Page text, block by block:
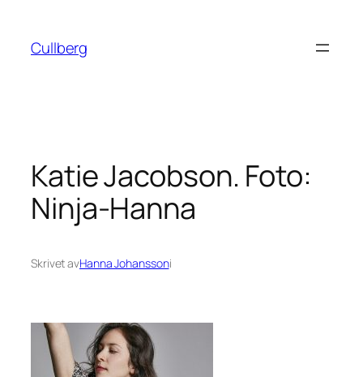
innehåll
Cullberg
Katie Jacobson. Foto:
Ninja-Hanna
Skrivet avHanna Johanssoni